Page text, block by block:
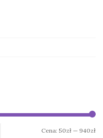
Cena: 50zł — 940zł